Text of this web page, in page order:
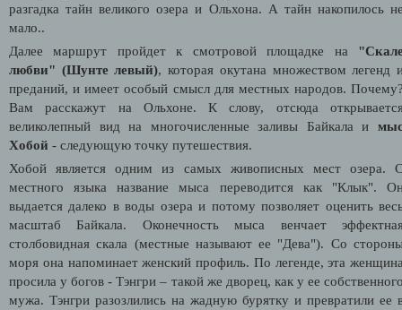
разгадка тайн великого озера и Ольхона. А тайн накопилось
мало..
Далее маршрут пройдет к смотровой площадке на
любви" (Шунте левый), которая окутана множеством легенд
преданий, и имеет особый смысл для местных народов.
Вам расскажут на Ольхоне. К слову, отсюда
великолепный вид на многочисленные заливы Байкала и
Хобой - следующую точку путешествия.
Хобой является одним из самых живописных мест озера.
местного языка название мыса переводится как "Клык".
выдается далеко в воды озера и потому позволяет оценить
масштаб Байкала. Оконечность мыса венчает
столбовидная скала (местные называют ее "Дева"). Со
моря она напоминает женский профиль. По легенде, эта
просила у богов - Тэнгри – такой же дворец, как у ее
мужа. Тэнгри разозлились на жадную бурятку и превратили ее